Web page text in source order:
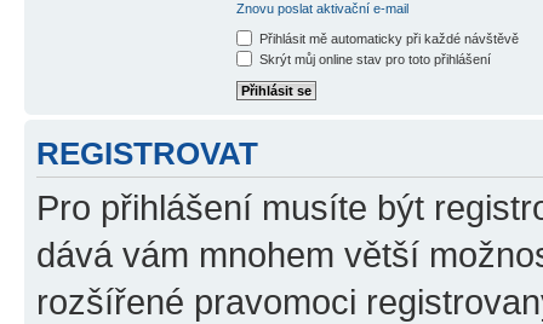
Znovu poslat aktivační e-mail
Přihlásit mě automaticky při každé návštěvě
Skrýt můj online stav pro toto přihlášení
REGISTROVAT
Pro přihlášení musíte být
dává vám mnohem větší
rozšířené pravomoci